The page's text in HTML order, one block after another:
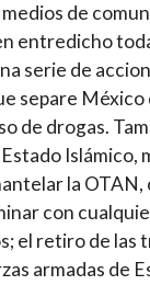
de
entredicho
serie de
separe México
de drogas.
Islámico,
la OTAN,
con
el retiro de las
armadas de